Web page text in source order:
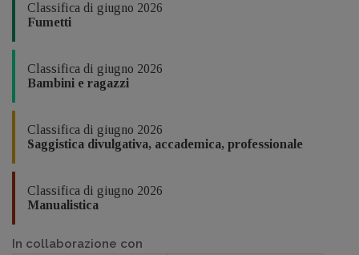
Classifica di giugno 2026
Fumetti
Classifica di giugno 2026
Bambini e ragazzi
Classifica di giugno 2026
Saggistica divulgativa, accademica, professionale
Classifica di giugno 2026
Manualistica
In collaborazione con